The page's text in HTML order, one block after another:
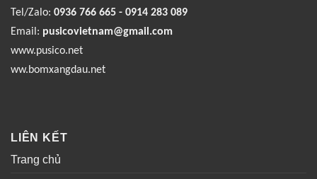
Tel/Zalo: 0936 766 665 - 0914 283 089
Email: pusicovietnam@gmail.com
www.pusico.net
ww.bomxangdau.net
LIÊN KẾT
Trang chủ